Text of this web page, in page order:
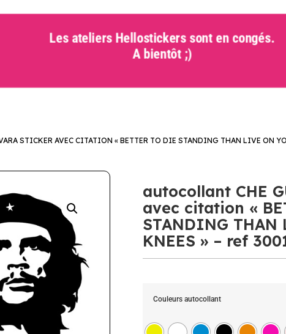
Les ateliers Hellostickers sont en congés.
A bientôt ;)
STICKER AVEC CITATION « BETTER TO DIE STANDING THAN LIVE ON
autocollant CHE
avec citation «
STANDING THAN
KNEES » – ref
Couleurs autocollant